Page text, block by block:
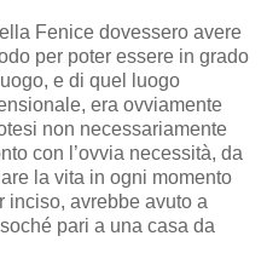
Fenice dovessero avere
per poter essere in grado
e di quel luogo
era ovviamente
non necessariamente
con l’ovvia necessità, da
la vita in ogni momento
inciso, avrebbe avuto a
pari a una casa da